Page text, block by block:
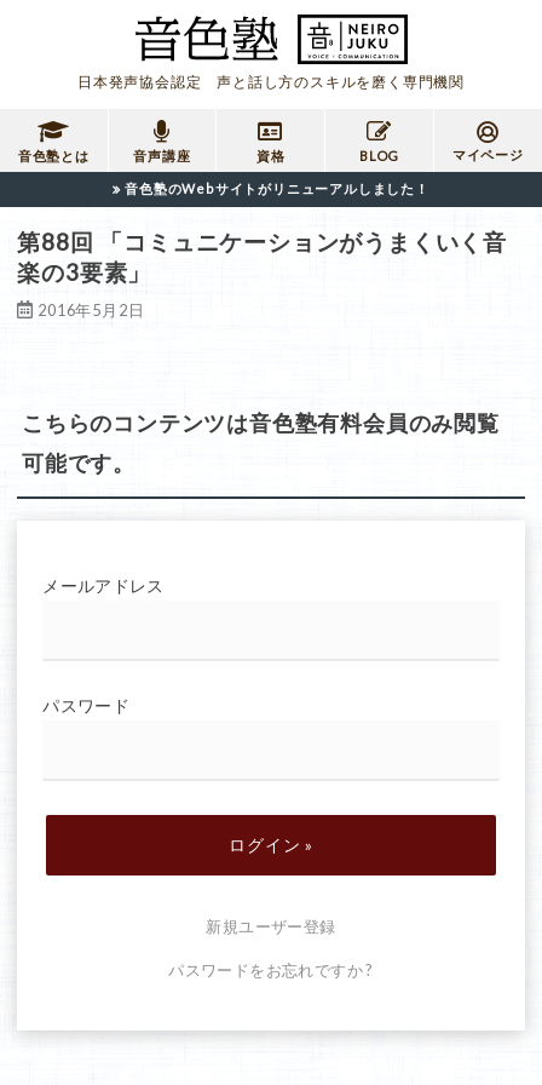
日本発声協会認定 声と話し方のスキルを磨く専門機関
音色塾とは 音声講座 資格 BLOG マイページ
音色塾のWebサイトがリニューアルしました！
第88回 「コミュニケーションがうまくいく音
楽の3要素」
2016年5月2日
こちらのコンテンツは音色塾有料会員のみ閲覧
可能です。
メールアドレス
パスワード
新規ユーザー登録
パスワードをお忘れですか ?